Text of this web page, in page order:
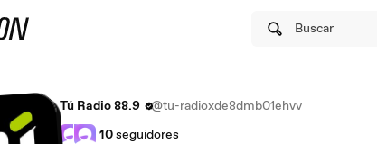
Buscar
Tú Radio 88.9
@tu-radioxde8dmb01ehvv
10seguidores